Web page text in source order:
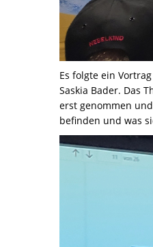
Es folgte ein
Saskia Bader. Das
erst genommen
befinden und was